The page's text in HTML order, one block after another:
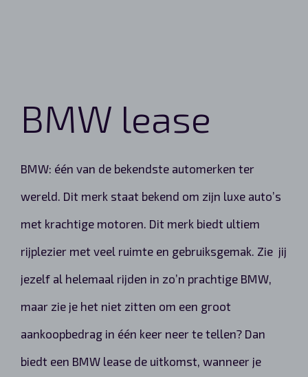
BMW lease
BMW: één van de bekendste automerken ter
wereld. Dit merk staat bekend om zijn luxe auto’s
met krachtige motoren. Dit merk biedt ultiem
rijplezier met veel ruimte en gebruiksgemak. Zie jij
jezelf al helemaal rijden in zo’n prachtige BMW,
maar zie je het niet zitten om een groot
aankoopbedrag in één keer neer te tellen? Dan
biedt een BMW lease de uitkomst, wanneer je